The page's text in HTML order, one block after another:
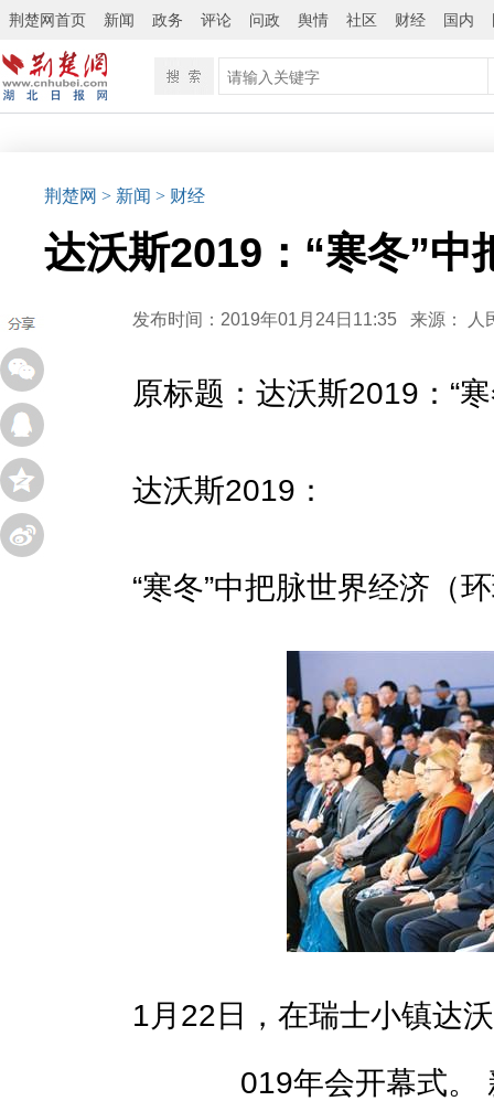
荆楚网首页 新闻 政务 评论 问政 舆情 社区 财经 国内
荆楚网 > 新闻 > 财经
达沃斯2019：“寒冬”中
发布时间：2019年01月24日11:35 来源： 人
原标题：达沃斯2019：“
达沃斯2019：
“寒冬”中把脉世界经济（
1月22日，在瑞士小镇达
019年会开幕式。